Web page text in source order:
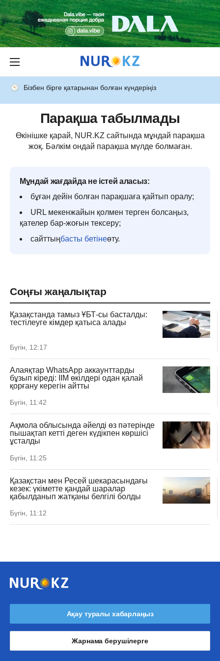
Бізбен бірге қатарынан болған күндеріңіз
Парақша табылмады
Өкінішке қарай, NUR.KZ сайтында мұндай парақша
жоқ. Бәлкім ондай парақша мүлде болмаған.
Мұндай жағдайда не істей аласыз:
бұған дейін болған парақшаға қайтып оралу;
URL мекенжайын қолмен терген болсаңыз,
қателер бар-жоғын тексеру;
сайттыңбасты бетінеөту.
Соңғы жаңалықтар
Қазақстанда тамыз ҰБТ-сы басталды:
тестілеуге кімдер қатыса алады
Бүгін, 12:17
Алаяқтар WhatsApp аккаунттарды
бұзып кіреді: ІІМ өкілдері одан қалай
қорғану керегін айтты
Бүгін, 11:42
Ақмола облысында әйелді өз пәтерінде
пышақтап кетті деген күдікпен көршісі
ұсталды
Бүгін, 11:25
Қазақстан мен Ресей шекарасындағы
кезек: үкіметте қандай шаралар
қабылданып жатқаны белгілі болды
Бүгін, 11:12
Ақау туралы хабарлаңыз
Жарнама берушілерге